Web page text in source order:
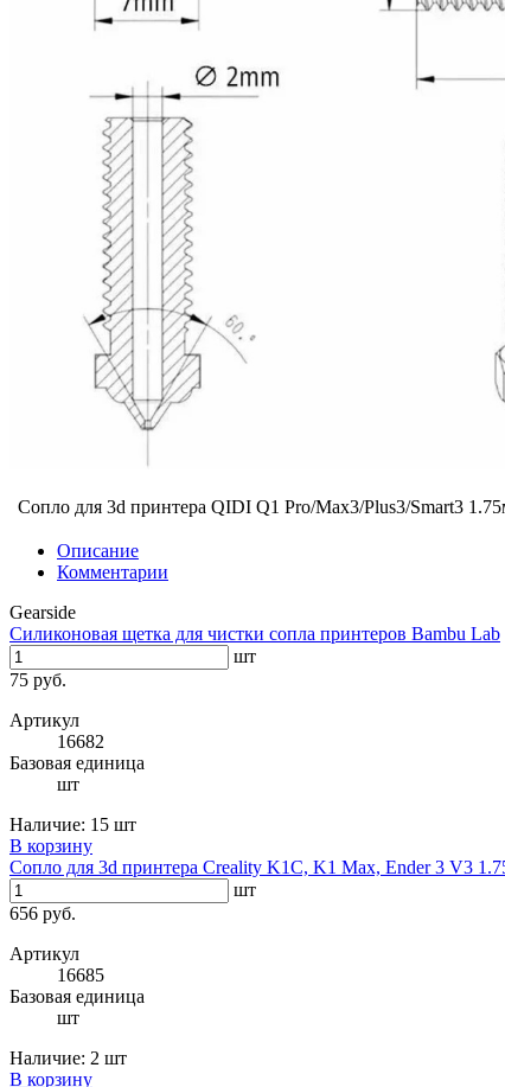
Сопло для 3d принтера QIDI Q1 Pro/Max3/Plus3/Smart3
Описание
Комментарии
Gearside
Силиконовая щетка для чистки сопла принтеров Bambu Lab
шт
75 руб.
Артикул
16682
Базовая единица
шт
Наличие: 15 шт
В корзину
Сопло для 3d принтера Creality K1C, K1 Max, Ender 3 V3
шт
656 руб.
Артикул
16685
Базовая единица
шт
Наличие: 2 шт
В корзину